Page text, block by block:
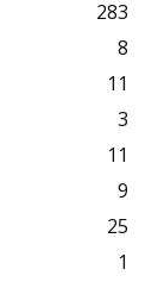
283
8
11
3
11
9
25
1